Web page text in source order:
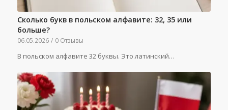
Сколько букв в польском алфавите: 32, 35 или
больше?
06.05.2026 / 0 Отзывы
В польском алфавите 32 буквы. Это латинский…